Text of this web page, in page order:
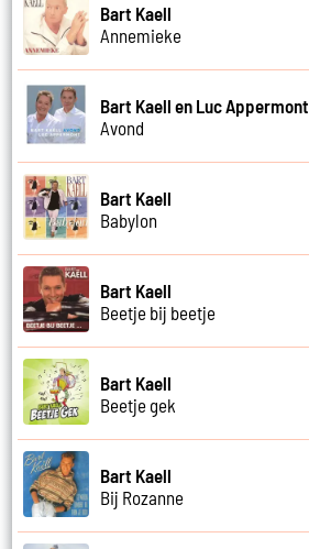
Bart Kaell
Annemieke
Bart Kaell en Luc Appermont
Avond
Bart Kaell
Babylon
Bart Kaell
Beetje bij beetje
Bart Kaell
Beetje gek
Bart Kaell
Bij Rozanne